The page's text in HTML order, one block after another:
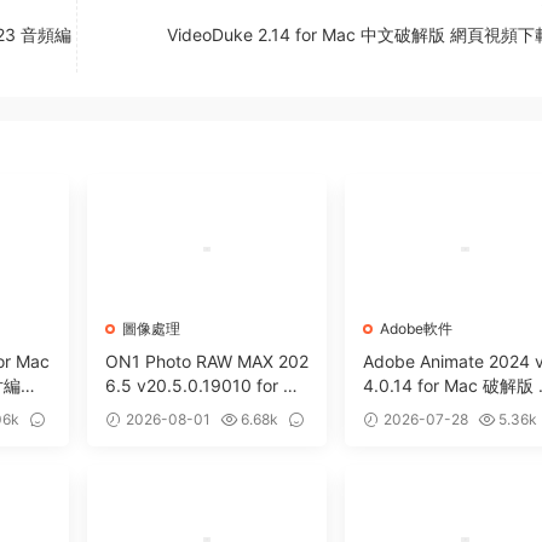
音頻編 VideoDuke 2.14 for Mac 中文破解版 網頁視頻下
Mac
輯
圖像處理
ON1 Photo RAW MAX 202
6.5 v20.5.0.19010 for Ma
c 中文版 強大HDR照片創
建處理軟件
2026-08-01
6.68k
Adobe軟件
Adobe Animate 2024
4.0.14 for Mac 破解版
維動畫制作軟件
2026-07-28
5.36k